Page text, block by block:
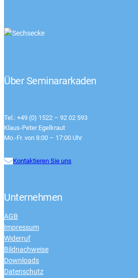
Über Seminararkaden
Tel.: +49 (0) 1522 – 92 02 593
Klaus-Peter Egelkraut
Mo.-Fr. von 8:00 – 17:00 Uhr
Kontaktieren Sie uns
Unternehmen
AGB
Impressum
Widerruf
Bildnachweise
Downloads
Datenschutz